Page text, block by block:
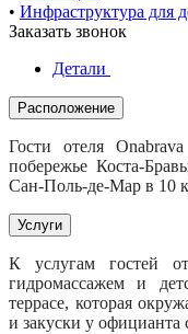
• Инфраструктура для
Заказать звонок
Детали
Расположение
Гости отеля
побережье Коста-
Сан-Поль-де-Мар в 10
Услуги
К услугам гостей
гидромассажем и
террасе, которая
и закуски у официанта